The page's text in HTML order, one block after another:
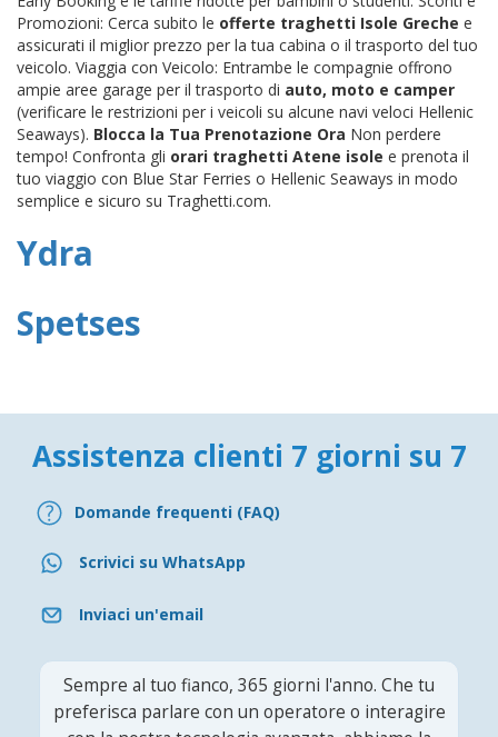
Promozioni: Cerca subito le offerte traghetti Isole Greche e
assicurati il miglior prezzo per la tua cabina o il trasporto del tuo
veicolo. Viaggia con Veicolo: Entrambe le compagnie offrono
ampie aree garage per il trasporto di auto, moto e camper
(verificare le restrizioni per i veicoli su alcune navi veloci Hellenic
Seaways). Blocca la Tua Prenotazione Ora Non perdere
tempo! Confronta gli orari traghetti Atene isole e prenota il
tuo viaggio con Blue Star Ferries o Hellenic Seaways in modo
semplice e sicuro su Traghetti.com.
Ydra
Spetses
Assistenza clienti 7 giorni su 7
Domande frequenti (FAQ)
Scrivici su WhatsApp
Inviaci un'email
Sempre al tuo fianco, 365 giorni l'anno. Che tu
preferisca parlare con un operatore o interagire